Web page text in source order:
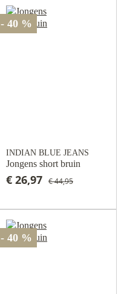
- 40 %
INDIAN BLUE JEANS
Jongens short bruin
€ 26,97 € 44,95
- 40 %